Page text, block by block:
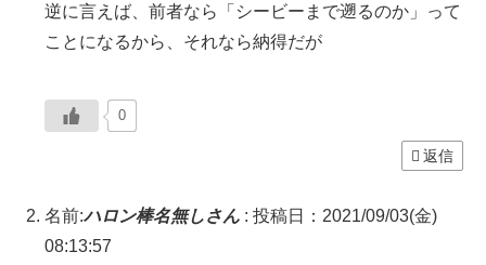
逆に言えば、前者なら「シービーまで遡るのか」って
ことになるから、それなら納得だが
0
返信
名前:ハロン棒名無しさん : 投稿日：2021/09/03(金)
08:13:57